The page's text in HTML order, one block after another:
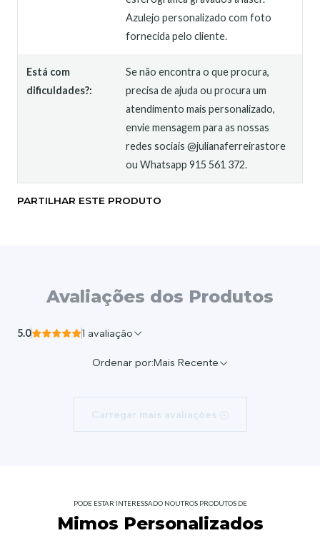
Azulejo personalizado com foto
fornecida pelo cliente.
Está com
dificuldades?:
Se não encontra o que procura,
precisa de ajuda ou procura um
atendimento mais personalizado,
envie mensagem para as nossas
redes sociais @julianaferreirastore
ou Whatsapp 915 561 372.
PARTILHAR ESTE PRODUTO
Avaliações dos Produtos
5.0 1 avaliação
Ordenar por:Mais Recente
Carregar mais avaliações
PODE ESTAR INTERESSADO NOUTROS PRODUTOS DE
Mimos Personalizados